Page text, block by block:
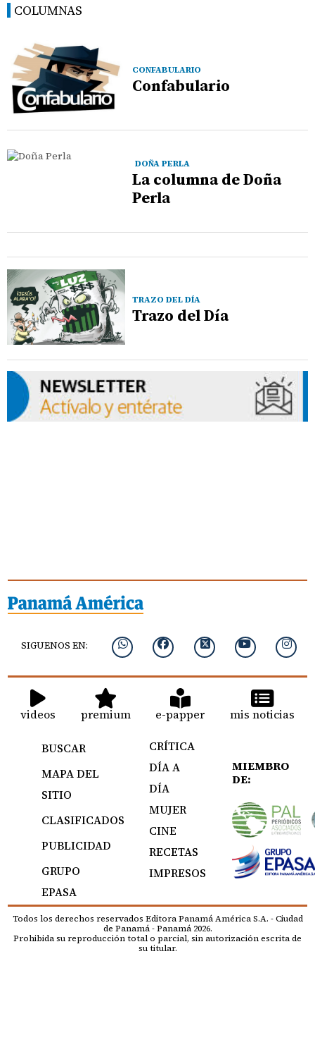
COLUMNAS
CONFABULARIO
Confabulario
DOÑA PERLA
La columna de Doña
Perla
TRAZO DEL DÍA
Trazo del Día
SIGUENOS EN:
videos premium e-papper mis noticias
BUSCAR
MAPA DEL
SITIO
CLASIFICADOS
PUBLICIDAD
GRUPO
EPASA
CRÍTICA
DÍA A
DÍA
MUJER
CINE
RECETAS
IMPRESOS
MIEMBRO
DE:
Todos los derechos reservados Editora Panamá América S.A. - Ciudad
de Panamá - Panamá 2026.
Prohibida su reproducción total o parcial, sin autorización escrita de
su titular.